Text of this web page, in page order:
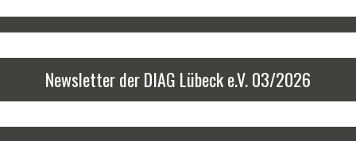
Newsletter der DIAG Lübeck e.V. 03/2026